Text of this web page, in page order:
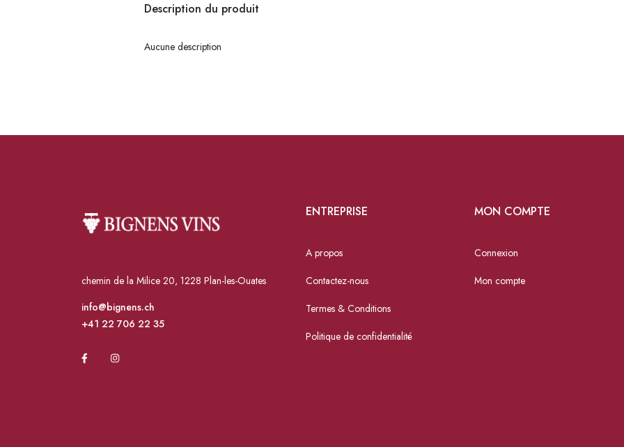
Description du produit
Aucune description
chemin de la Milice 20, 1228 Plan-les-Ouates
info@bignens.ch
+41 22 706 22 35
ENTREPRISE
A propos
Contactez-nous
Termes & Conditions
Politique de confidentialité
MON COMPTE
Connexion
Mon compte